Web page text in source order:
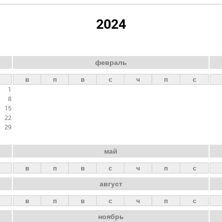
2024
1
8
15
22
29
февраль
в п в с ч п с
май
в п в с ч п с
август
в п в с ч п с
ноябрь